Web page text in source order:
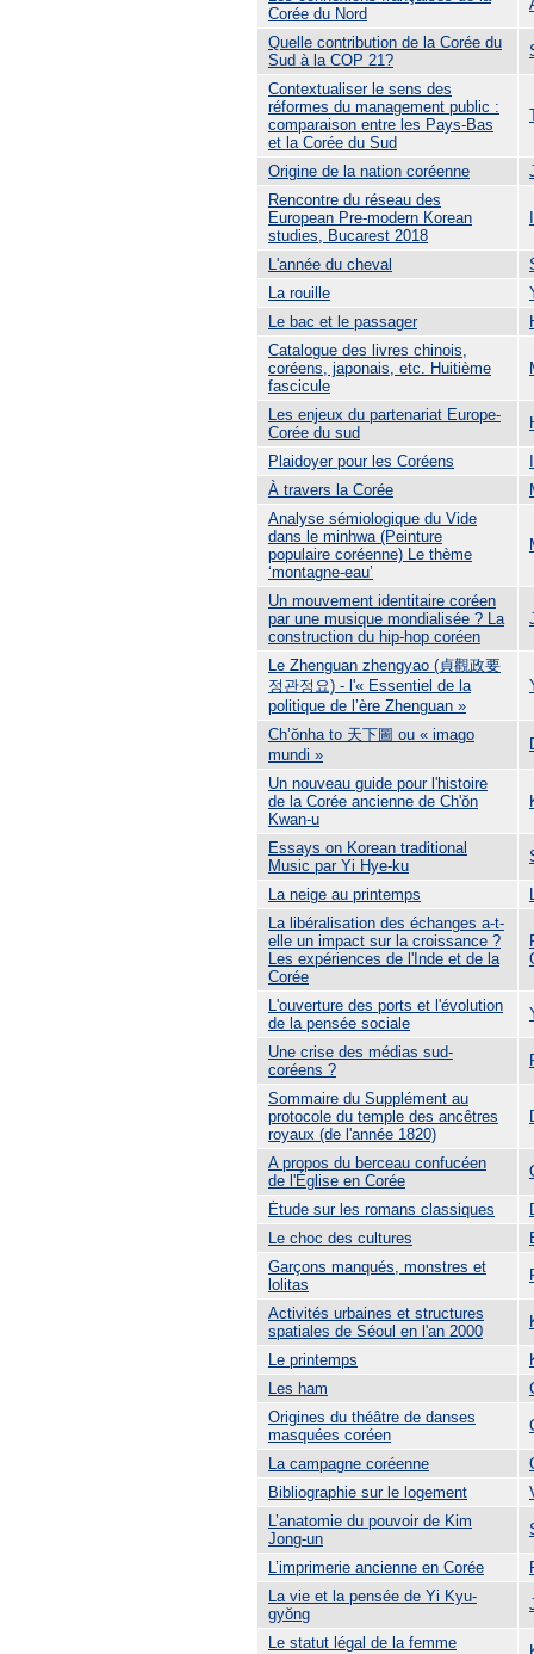
Corée du Nord
Quelle contribution de la Corée du
Sud à la COP 21?
Contextualiser le sens des
réformes du management public :
comparaison entre les Pays-Bas
et la Corée du Sud
Origine de la nation coréenne
Rencontre du réseau des
European Pre-modern Korean
studies, Bucarest 2018
L'année du cheval
La rouille
Le bac et le passager
Catalogue des livres chinois,
coréens, japonais, etc. Huitième
fascicule
Les enjeux du partenariat Europe-
Corée du sud
Plaidoyer pour les Coréens
À travers la Corée
Analyse sémiologique du Vide
dans le minhwa (Peinture
populaire coréenne) Le thème
‘montagne-eau’
Un mouvement identitaire coréen
par une musique mondialisée ? La
construction du hip-hop coréen
Le Zhenguan zhengyao (貞觀政要
정관정요) - l'« Essentiel de la
politique de l’ère Zhenguan »
Ch’ŏnha to 天下圖 ou « imago
mundi »
Un nouveau guide pour l'histoire
de la Corée ancienne de Ch'ŏn
Kwan-u
Essays on Korean traditional
Music par Yi Hye-ku
La neige au printemps
La libéralisation des échanges a-t-
elle un impact sur la croissance ?
Les expériences de l'Inde et de la
Corée
L'ouverture des ports et l'évolution
de la pensée sociale
Une crise des médias sud-
coréens ?
Sommaire du Supplément au
protocole du temple des ancêtres
royaux (de l'année 1820)
A propos du berceau confucéen
de l'Église en Corée
Ėtude sur les romans classiques
Le choc des cultures
Garçons manqués, monstres et
lolitas
Activités urbaines et structures
spatiales de Séoul en l'an 2000
Le printemps
Les ham
Origines du théâtre de danses
masquées coréen
La campagne coréenne
Bibliographie sur le logement
L’anatomie du pouvoir de Kim
Jong-un
L’imprimerie ancienne en Corée
La vie et la pensée de Yi Kyu-
gyŏng
Le statut légal de la femme